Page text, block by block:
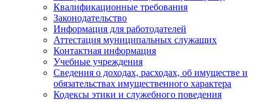
Квалификационные требования
Законодательство
Информация для работодателей
Аттестация муниципальных служащих
Контактная информация
Учебные учреждения
Сведения о доходах, расходах, об имуществе и
обязательствах имущественного характера
Кодексы этики и служебного поведения